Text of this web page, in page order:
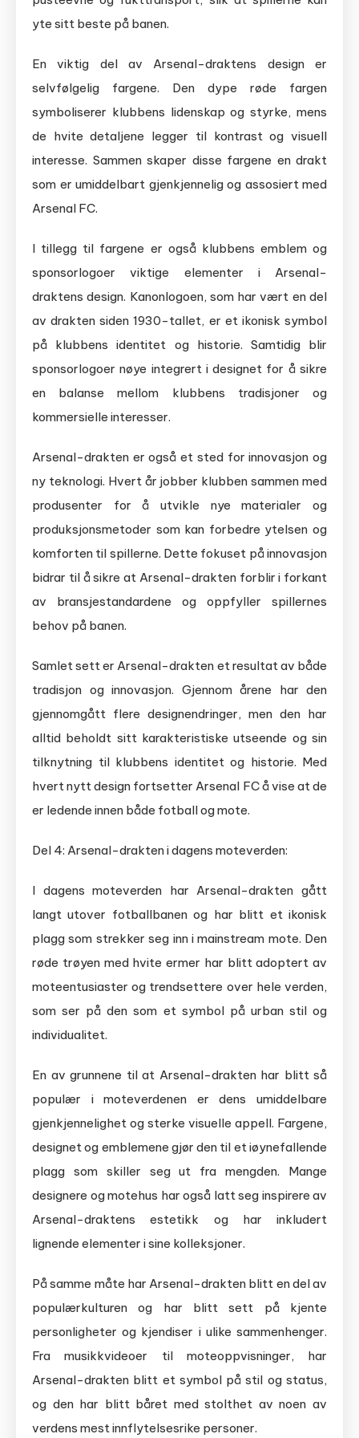
yte sitt beste på banen.
En viktig del av Arsenal-draktens design er
selvfølgelig fargene. Den dype røde fargen
symboliserer klubbens lidenskap og styrke, mens
de hvite detaljene legger til kontrast og visuell
interesse. Sammen skaper disse fargene en drakt
som er umiddelbart gjenkjennelig og assosiert med
Arsenal FC.
I tillegg til fargene er også klubbens emblem og
sponsorlogoer viktige elementer i Arsenal-
draktens design. Kanonlogoen, som har vært en del
av drakten siden 1930-tallet, er et ikonisk symbol
på klubbens identitet og historie. Samtidig blir
sponsorlogoer nøye integrert i designet for å sikre
en balanse mellom klubbens tradisjoner og
kommersielle interesser.
Arsenal-drakten er også et sted for innovasjon og
ny teknologi. Hvert år jobber klubben sammen med
produsenter for å utvikle nye materialer og
produksjonsmetoder som kan forbedre ytelsen og
komforten til spillerne. Dette fokuset på innovasjon
bidrar til å sikre at Arsenal-drakten forblir i forkant
av bransjestandardene og oppfyller spillernes
behov på banen.
Samlet sett er Arsenal-drakten et resultat av både
tradisjon og innovasjon. Gjennom årene har den
gjennomgått flere designendringer, men den har
alltid beholdt sitt karakteristiske utseende og sin
tilknytning til klubbens identitet og historie. Med
hvert nytt design fortsetter Arsenal FC å vise at de
er ledende innen både fotball og mote.
Del 4: Arsenal-drakten i dagens moteverden:
I dagens moteverden har Arsenal-drakten gått
langt utover fotballbanen og har blitt et ikonisk
plagg som strekker seg inn i mainstream mote. Den
røde trøyen med hvite ermer har blitt adoptert av
moteentusiaster og trendsettere over hele verden,
som ser på den som et symbol på urban stil og
individualitet.
En av grunnene til at Arsenal-drakten har blitt så
populær i moteverdenen er dens umiddelbare
gjenkjennelighet og sterke visuelle appell. Fargene,
designet og emblemene gjør den til et iøynefallende
plagg som skiller seg ut fra mengden. Mange
designere og motehus har også latt seg inspirere av
Arsenal-draktens estetikk og har inkludert
lignende elementer i sine kolleksjoner.
På samme måte har Arsenal-drakten blitt en del av
populærkulturen og har blitt sett på kjente
personligheter og kjendiser i ulike sammenhenger.
Fra musikkvideoer til moteoppvisninger, har
Arsenal-drakten blitt et symbol på stil og status,
og den har blitt båret med stolthet av noen av
verdens mest innflytelsesrike personer.